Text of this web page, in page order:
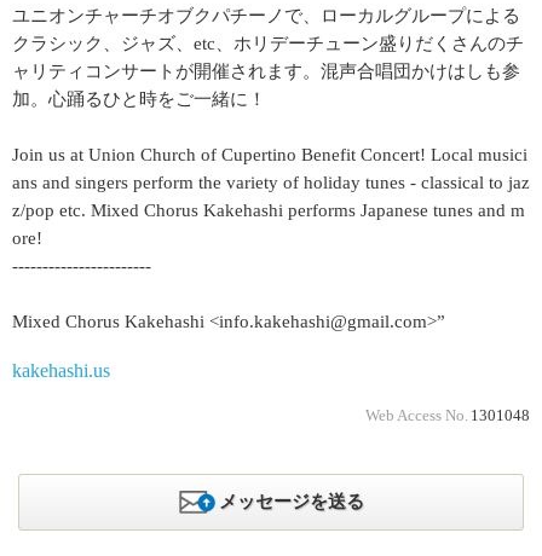
ユニオンチャーチオブクパチーノで、ローカルグループによる
クラシック、ジャズ、etc、ホリデーチューン盛りだくさんのチ
ャリティコンサートが開催されます。混声合唱団かけはしも参
加。心踊るひと時をご一緒に！
Join us at Union Church of Cupertino Benefit Concert! Local musici
ans and singers perform the variety of holiday tunes - classical to jaz
z/pop etc. Mixed Chorus Kakehashi performs Japanese tunes and m
ore!
-----------------------
Mixed Chorus Kakehashi <info.kakehashi@gmail.com>”
kakehashi.us
Web Access No. 1301048
メッセージを送る